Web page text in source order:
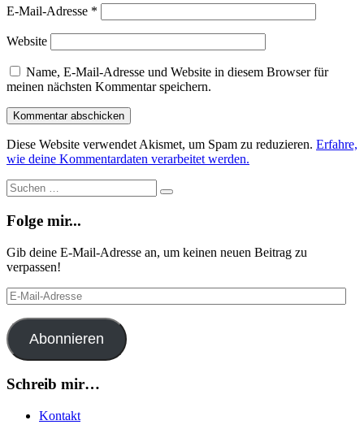
E-Mail-Adresse *
Website
Name, E-Mail-Adresse und Website in diesem Browser für
meinen nächsten Kommentar speichern.
Diese Website verwendet Akismet, um Spam zu reduzieren. Erfahre,
wie deine Kommentardaten verarbeitet werden.
Suche
Suchen
Folge mir...
Gib deine E-Mail-Adresse an, um keinen neuen Beitrag zu
verpassen!
E-
Mail-
Adresse
Abonnieren
Schreib mir…
Kontakt